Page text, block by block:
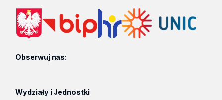
Obserwuj nas:
Wydziały i Jednostki